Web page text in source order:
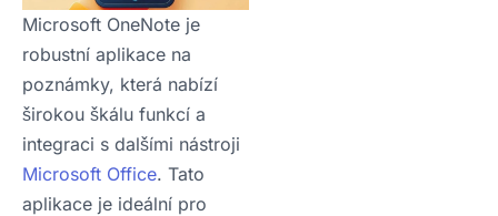
Microsoft OneNote je
robustní aplikace na
poznámky, která nabízí
širokou škálu funkcí a
integraci s dalšími nástroji
Microsoft Office. Tato
aplikace je ideální pro